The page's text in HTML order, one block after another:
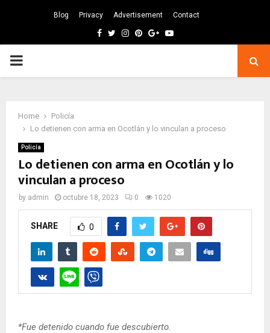
Blog Privacy Advertisement Contact
Facebook
TwitterInstagram
Pinterest
GoogleYoutube
PRIMARY
Home
Policía
Lo detienen con arma en Ocotlán y lo vinculan a proceso
Policía
Lo detienen con arma en Ocotlán y lo
vinculan a proceso
by admin octubre 18, 2023 0 1020
SHARE 0
*Fue detenido cuando fue descubierto.